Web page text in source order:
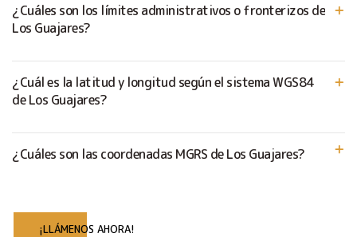
¿Cuáles son los límites administrativos o fronterizos de
Los Guajares?
¿Cuál es la latitud y longitud según el sistema WGS84
de Los Guajares?
¿Cuáles son las coordenadas MGRS de Los Guajares?
¡LLÁMENOS AHORA!